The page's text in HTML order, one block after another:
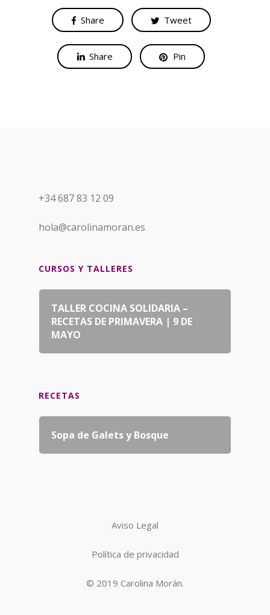
Share Tweet
Share Pin
+34 687 83 12 09
hola@carolinamoran.es
CURSOS Y TALLERES
TALLER COCINA SOLIDARIA –
RECETAS DE PRIMAVERA | 9 DE
MAYO
RECETAS
Sopa de Galets y Bosque
Aviso Legal
Política de privacidad
© 2019 Carolina Morán.